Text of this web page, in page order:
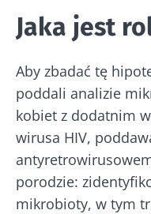
Jaka jest
Aby zbadać tę
poddali analizie
kobiet z dodatnim
wirusa HIV,
porodzie:
mikrobioty, w tym